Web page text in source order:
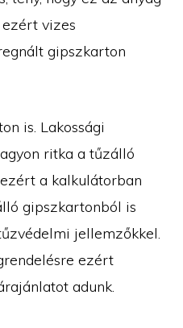
ezért vizes
gipszkarton
is. Lakossági
ritka a tűzálló
a kalkulátorban
gipszkartonból is
jellemzőkkel.
ezért
adunk.